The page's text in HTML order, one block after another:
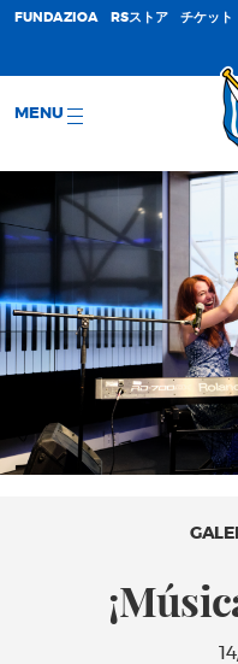
FUNDAZIOA RSストア チケット
MENU